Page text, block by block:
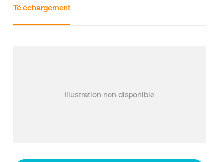
Téléchargement
Illustration non disponible